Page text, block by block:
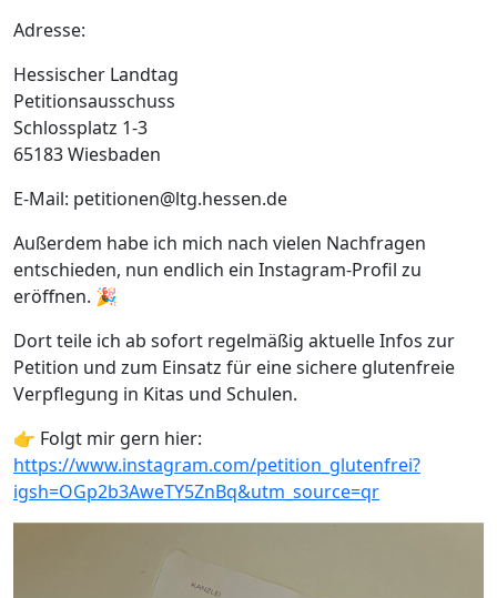
Adresse:
Hessischer Landtag
Petitionsausschuss
Schlossplatz 1-3
65183 Wiesbaden
E-Mail: petitionen@ltg.hessen.de
Außerdem habe ich mich nach vielen Nachfragen
entschieden, nun endlich ein Instagram-Profil zu
eröffnen. 🎉
Dort teile ich ab sofort regelmäßig aktuelle Infos zur
Petition und zum Einsatz für eine sichere glutenfreie
Verpflegung in Kitas und Schulen.
👉 Folgt mir gern hier:
https://www.instagram.com/petition_glutenfrei?
igsh=OGp2b3AweTY5ZnBq&utm_source=qr